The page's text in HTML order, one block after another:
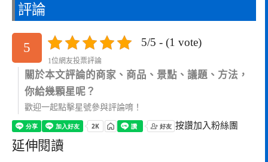
評論
5 5/5 - (1 vote)
1位網友投票評論
關於本文評論的商家、商品、景點、議題、方法，
你給幾顆星呢？
歡迎一起點擊星號參與評論唷！
按讚加入粉絲團
延伸閱讀